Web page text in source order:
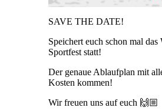
SAVE THE DATE!
Speichert euch schon mal
Sportfest statt!
Der genaue Ablaufplan mit
Kosten kommen!
Wir freuen uns auf euch 🙌🏼